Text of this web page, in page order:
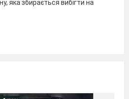
яка збирається вибігти на